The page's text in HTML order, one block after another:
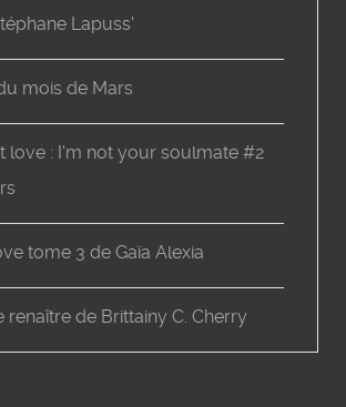
Lapuss'
mois de Mars
love : I'm not your soulmate #2
tome 3 de Gaïa Alexia
renaître de Brittainy C. Cherry